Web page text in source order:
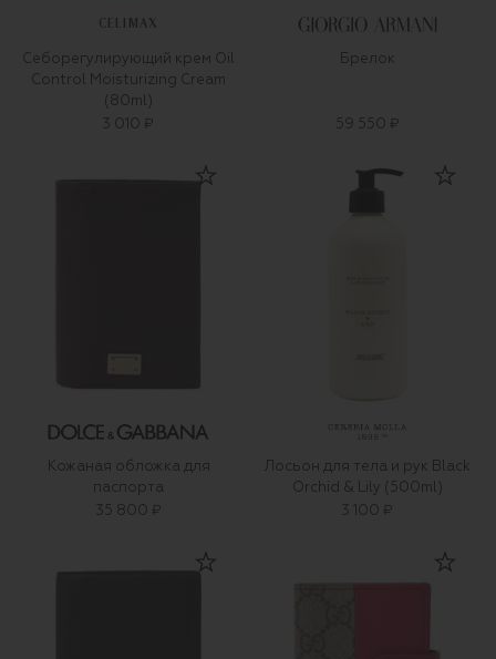
CELIMAX
Себорегулирующий крем Oil
Control Moisturizing Cream
(80ml)
3 010 ₽
Брелок
59 550 ₽
Кожаная обложка для
паспорта
35 800 ₽
Лосьон для тела и рук Black
Orchid & Lily (500ml)
3 100 ₽